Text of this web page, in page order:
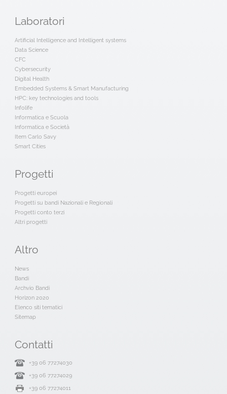
Laboratori
Artificial Intelligence and Intelligent systems
Data Science
CFC
Cybersecurity
Digital Health
Embedded Systems & Smart Manufacturing
HPC: key technologies and tools
Infolife
Informatica e Scuola
Informatica e Società
Item Carlo Savy
Smart Cities
Progetti
Progetti europei
Progetti su bandi Nazionali e Regionali
Progetti conto terzi
Altri progetti
Altro
News
Bandi
Archvio Bandi
Horizon 2020
Elenco siti tematici
Sitemap
Contatti
+39 06 77274030
+39 06 77274029
+39 06 77274011